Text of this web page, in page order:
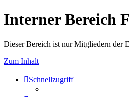
Interner Bereich
Dieser Bereich ist nur Mitgliedern der
Zum Inhalt
Schnellzugriff